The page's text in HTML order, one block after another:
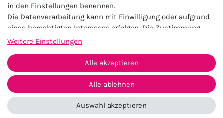
Impressum Daten­schutz­erklärung
AGB
Widerrufs­recht
Kontakt
Vertrag widerrufen
© 2026 Zugeschnürt Shop
in den Einstellungen benennen.
Die Datenverarbeitung kann mit Einwilligung oder aufgrund
eines berechtigten Interesses erfolgen. Die Zustimmung
kann erteilt oder abgelehnt werden. Es besteht das Recht,
Zeitpunkt zu ändern oder zu widerrufen. Beachten Sie unser
Impressumund weitere Hinweise zur Verwendung
personenbezogener Daten in unserer
Weitere Einstellungen
Alle akzeptieren
Alle ablehnen
Auswahl akzeptieren